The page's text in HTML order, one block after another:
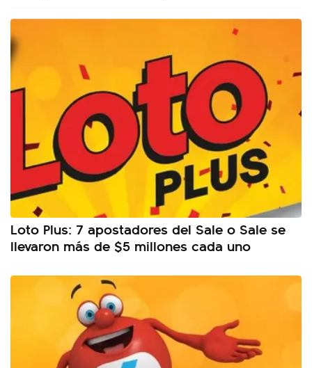
Loto Plus: 7 apostadores del Sale o Sale se
llevaron más de $5 millones cada uno